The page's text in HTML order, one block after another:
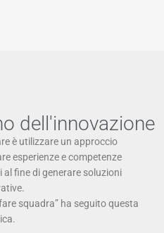
dell'innovazione
è utilizzare un approccio
esperienze e competenze
fine di generare soluzioni
squadra” ha seguito questa